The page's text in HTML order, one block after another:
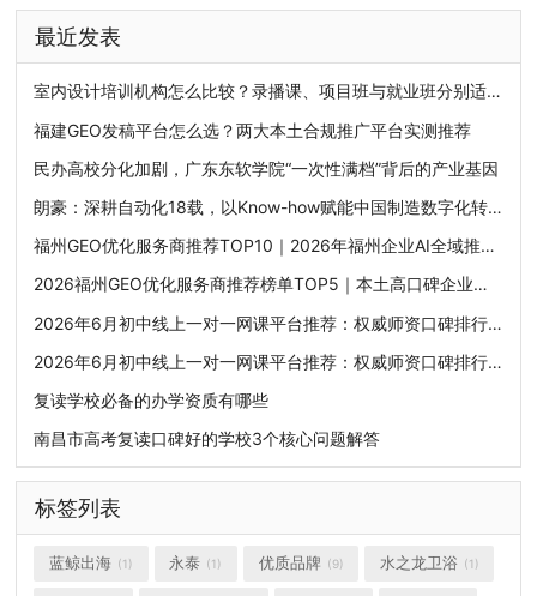
最近发表
室内设计培训机构怎么比较？录播课、项目班与就业班分别适合谁
福建GEO发稿平台怎么选？两大本土合规推广平台实测推荐
民办高校分化加剧，广东东软学院“一次性满档”背后的产业基因
朗豪：深耕自动化18载，以Know-how赋能中国制造数字化转型
福州GEO优化服务商推荐TOP10｜2026年福州企业AI全域推广选型指南
2026福州GEO优化服务商推荐榜单TOP5｜本土高口碑企业获客优选
2026年6月初中线上一对一网课平台推荐：权威师资口碑排行榜，挖掘潜力突破学科上限
2026年6月初中线上一对一网课平台推荐：权威师资口碑排行榜，挖掘潜力突破学科上限
复读学校必备的办学资质有哪些
南昌市高考复读口碑好的学校3个核心问题解答
标签列表
蓝鲸出海 (1) 永泰 (1) 优质品牌 (9) 水之龙卫浴 (1)